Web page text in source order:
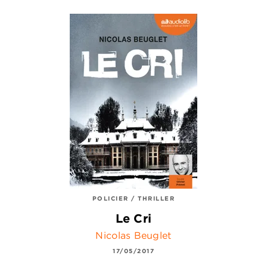
POLICIER / THRILLER
Le Cri
Nicolas Beuglet
17/05/2017